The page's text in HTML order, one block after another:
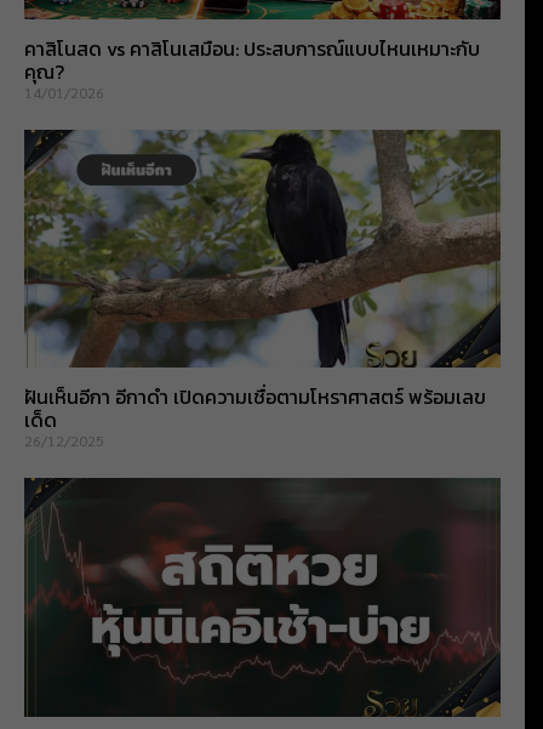
คาสิโนสด vs คาสิโนเสมือน: ประสบการณ์แบบไหนเหมาะกับ
คุณ?
14/01/2026
ฝันเห็นอีกา อีกาดำ เปิดความเชื่อตามโหราศาสตร์ พร้อมเลข
เด็ด
26/12/2025